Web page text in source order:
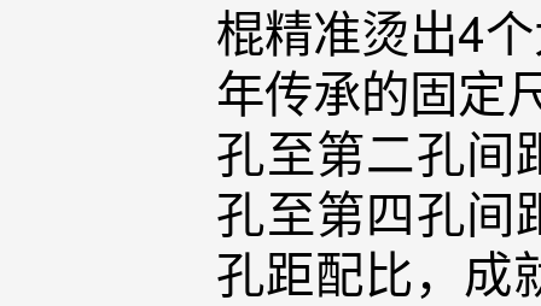
棍精准烫出4
年传承的固定
孔至第二孔间
孔至第四孔间
孔距配比，成